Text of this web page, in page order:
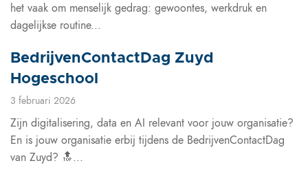
het vaak om menselijk gedrag: gewoontes, werkdruk en
dagelijkse routine...
BedrijvenContactDag Zuyd
Hogeschool
3 februari 2026
Zijn digitalisering, data en AI relevant voor jouw organisatie?
En is jouw organisatie erbij tijdens de BedrijvenContactDag
van Zuyd? 🔝...